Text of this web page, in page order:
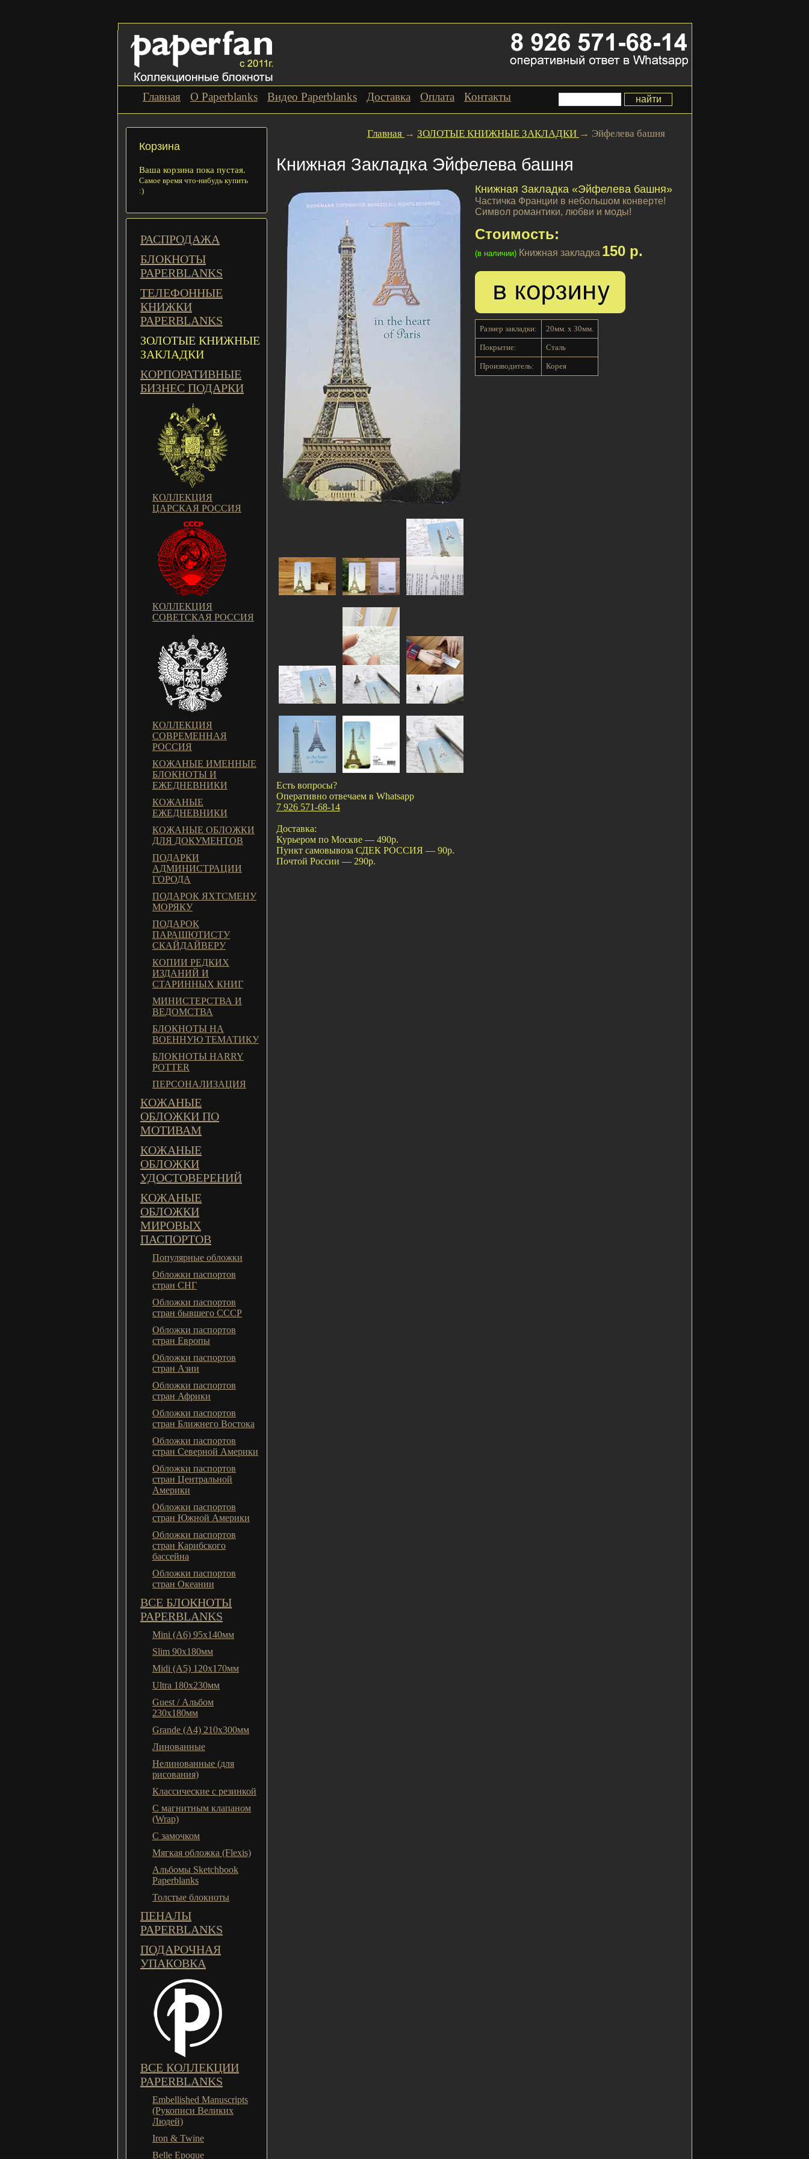
Главная О Paperblanks Видео Paperblanks Доставка Оплата Контакты
Корзина
Ваша корзина пока пустая.
Самое время что-нибудь купить
:)
РАСПРОДАЖА
БЛОКНОТЫ
PAPERBLANKS
ТЕЛЕФОННЫЕ
КНИЖКИ
PAPERBLANKS
ЗОЛОТЫЕ КНИЖНЫЕ
ЗАКЛАДКИ
КОРПОРАТИВНЫЕ
БИЗНЕС ПОДАРКИ
КОЛЛЕКЦИЯ
ЦАРСКАЯ РОССИЯ
КОЛЛЕКЦИЯ
СОВЕТСКАЯ РОССИЯ
КОЛЛЕКЦИЯ
СОВРЕМЕННАЯ
РОССИЯ
КОЖАНЫЕ ИМЕННЫЕ
БЛОКНОТЫ И
ЕЖЕДНЕВНИКИ
КОЖАНЫЕ
ЕЖЕДНЕВНИКИ
КОЖАНЫЕ ОБЛОЖКИ
ДЛЯ ДОКУМЕНТОВ
ПОДАРКИ
АДМИНИСТРАЦИИ
ГОРОДА
ПОДАРОК ЯХТСМЕНУ
МОРЯКУ
ПОДАРОК
ПАРАШЮТИСТУ
СКАЙДАЙВЕРУ
КОПИИ РЕДКИХ
ИЗДАНИЙ И
СТАРИННЫХ КНИГ
МИНИСТЕРСТВА И
ВЕДОМСТВА
БЛОКНОТЫ НА
ВОЕННУЮ ТЕМАТИКУ
БЛОКНОТЫ HARRY
POTTER
ПЕРСОНАЛИЗАЦИЯ
КОЖАНЫЕ
ОБЛОЖКИ ПО
МОТИВАМ
КОЖАНЫЕ
ОБЛОЖКИ
УДОСТОВЕРЕНИЙ
КОЖАНЫЕ
ОБЛОЖКИ
МИРОВЫХ
ПАСПОРТОВ
Популярные обложки
Обложки паспортов
стран СНГ
Обложки паспортов
стран бывшего СССР
Обложки паспортов
стран Европы
Обложки паспортов
стран Азии
Обложки паспортов
стран Африки
Обложки паспортов
стран Ближнего Востока
Обложки паспортов
стран Северной Америки
Обложки паспортов
стран Центральной
Америки
Обложки паспортов
стран Южной Америки
Обложки паспортов
стран Карибского
бассейна
Обложки паспортов
стран Океании
ВСЕ БЛОКНОТЫ
PAPERBLANKS
Mini (A6) 95х140мм
Slim 90x180мм
Midi (A5) 120х170мм
Ultra 180x230мм
Guest / Альбом
230x180мм
Grande (A4) 210x300мм
Линованные
Нелинованные (для
рисования)
Классические с резинкой
С магнитным клапаном
(Wrap)
С замочком
Мягкая обложка (Flexis)
Альбомы Sketchbook
Paperblanks
Толстые блокноты
ПЕНАЛЫ
PAPERBLANKS
ПОДАРОЧНАЯ
УПАКОВКА
ВСЕ КОЛЛЕКЦИИ
PAPERBLANKS
Embellished Manuscripts
(Рукописи Великих
Людей)
Iron & Twine
Belle Epoque
Главная → ЗОЛОТЫЕ КНИЖНЫЕ ЗАКЛАДКИ → Эйфелева башня
Книжная Закладка Эйфелева башня
Есть вопросы?
Оперативно отвечаем в Whatsapp
7 926 571-68-14
Доставка:
Курьером по Москве — 490р.
Пункт самовывоза СДЕК РОССИЯ — 90р.
Почтой России — 290р.
Книжная Закладка «Эйфелева башня»
Частичка Франции в небольшом конверте!
Символ романтики, любви и моды!
Стоимость:
(в наличии) Книжная закладка 150 р.
Размер закладки: 20мм. x 30мм.
Покрытие: Сталь
Производитель: Корея